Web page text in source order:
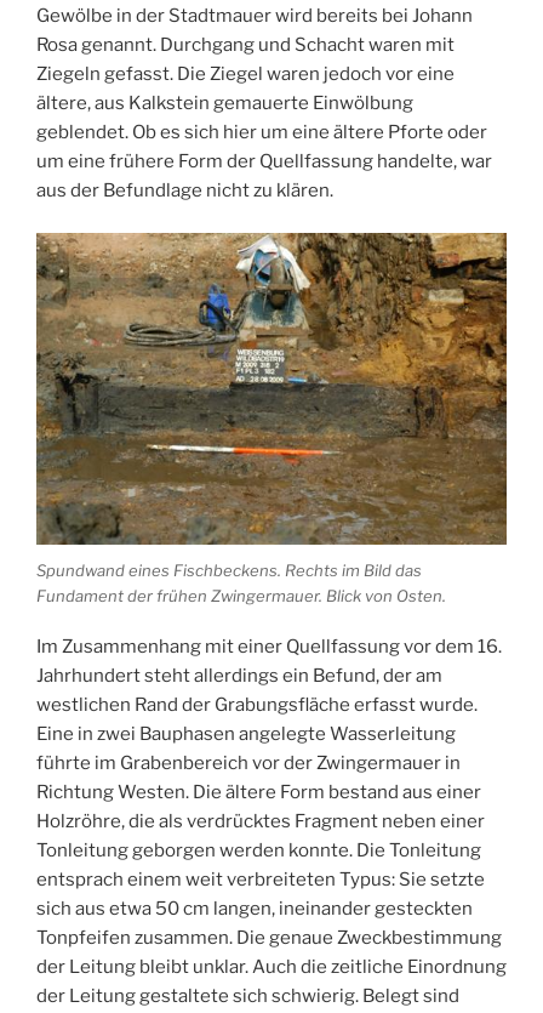
Gewölbe in der Stadtmauer wird bereits bei Johann
Rosa genannt. Durchgang und Schacht waren mit
Ziegeln gefasst. Die Ziegel waren jedoch vor eine
ältere, aus Kalkstein gemauerte Einwölbung
geblendet. Ob es sich hier um eine ältere Pforte oder
um eine frühere Form der Quellfassung handelte, war
aus der Befundlage nicht zu klären.
Spundwand eines Fischbeckens. Rechts im Bild das
Fundament der frühen Zwingermauer. Blick von Osten.
Im Zusammenhang mit einer Quellfassung vor dem 16.
Jahrhundert steht allerdings ein Befund, der am
westlichen Rand der Grabungsfläche erfasst wurde.
Eine in zwei Bauphasen angelegte Wasserleitung
führte im Grabenbereich vor der Zwingermauer in
Richtung Westen. Die ältere Form bestand aus einer
Holzröhre, die als verdrücktes Fragment neben einer
Tonleitung geborgen werden konnte. Die Tonleitung
entsprach einem weit verbreiteten Typus: Sie setzte
sich aus etwa 50 cm langen, ineinander gesteckten
Tonpfeifen zusammen. Die genaue Zweckbestimmung
der Leitung bleibt unklar. Auch die zeitliche Einordnung
der Leitung gestaltete sich schwierig. Belegt sind